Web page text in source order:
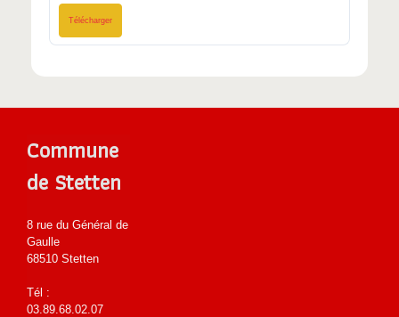
Télécharger
Commune
de Stetten
8 rue du Général de
Gaulle
68510 Stetten
Tél :
03.89.68.02.07